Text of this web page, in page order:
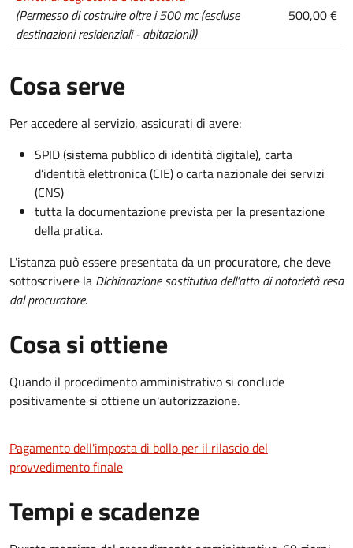
(Permesso di costruire oltre i 500 mc (escluse
destinazioni residenziali - abitazioni))
500,00 €
Cosa serve
Per accedere al servizio, assicurati di avere:
SPID (sistema pubblico di identità digitale), carta
d’identità elettronica (CIE) o carta nazionale dei servizi
(CNS)
tutta la documentazione prevista per la presentazione
della pratica.
L'istanza può essere presentata da un procuratore, che deve
sottoscrivere la Dichiarazione sostitutiva dell'atto di notorietà resa
dal procuratore.
Cosa si ottiene
Quando il procedimento amministrativo si conclude
positivamente si ottiene un'autorizzazione.
Pagamento dell'imposta di bollo per il rilascio del
provvedimento finale
Tempi e scadenze